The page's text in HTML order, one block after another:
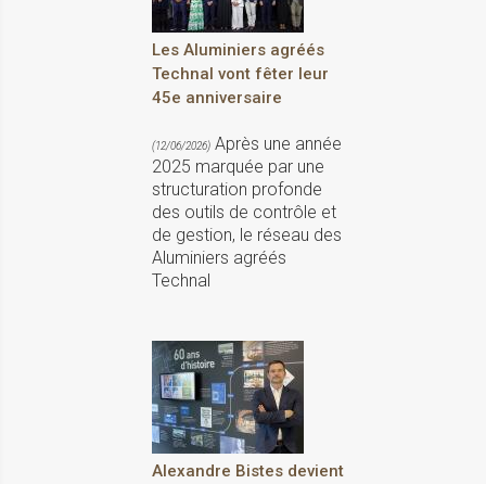
Les Aluminiers agréés
Technal vont fêter leur
45e anniversaire
(12/06/2026) Après une année
2025 marquée par une
structuration profonde
des outils de contrôle et
de gestion, le réseau des
Aluminiers agréés
Technal
Alexandre Bistes devient